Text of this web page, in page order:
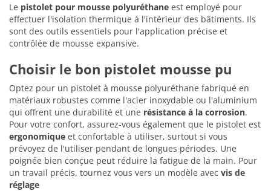
Le pistolet pour mousse polyuréthane est employé pour
effectuer l'isolation thermique à l'intérieur des bâtiments. Ils
sont des outils essentiels pour l'application précise et
contrôlée de mousse expansive.
Choisir le bon pistolet mousse pu
Optez pour un pistolet à mousse polyuréthane fabriqué en
matériaux robustes comme l'acier inoxydable ou l'aluminium
qui offrent une durabilité et une résistance à la corrosion.
Pour votre confort, assurez-vous également que le pistolet est
ergonomique et confortable à utiliser, surtout si vous
prévoyez de l'utiliser pendant de longues périodes. Une
poignée bien conçue peut réduire la fatigue de la main. Pour
un travail précis, tournez vous vers un modèle avec vis de
réglage